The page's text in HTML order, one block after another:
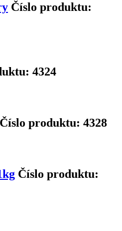
Číslo produktu:
4324
Číslo produktu: 4328
Číslo produktu: